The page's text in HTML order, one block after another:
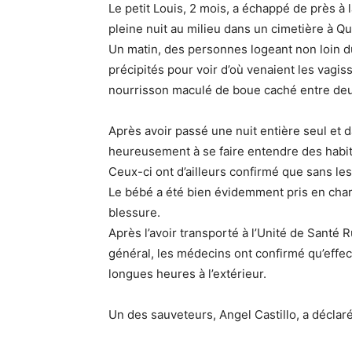
Le petit Louis, 2 mois, a échappé de près à
pleine nuit au milieu dans un cimetière à
Un matin, des personnes logeant non loin
précipités pour voir d’où venaient les
nourrisson maculé de boue caché entre
Après avoir passé une nuit entière seul et
heureusement à se faire entendre des
Ceux-ci ont d’ailleurs confirmé que sans
Le bébé a été bien évidemment pris en
blessure.
Après l’avoir transporté à l’Unité de Santé
général, les médecins ont confirmé
longues heures à l’extérieur.
Un des sauveteurs, Angel Castillo, a